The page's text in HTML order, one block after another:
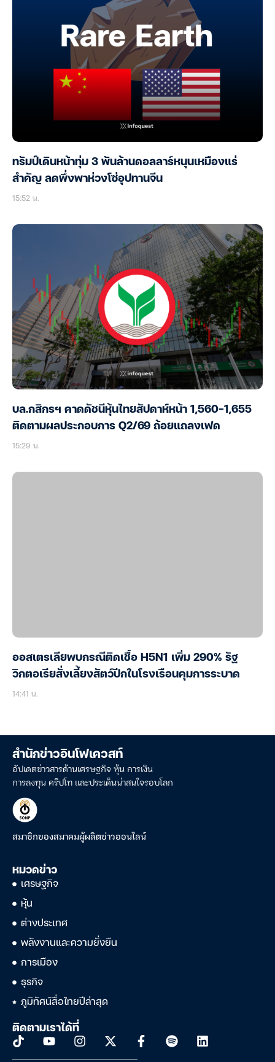
ทรัมป์เดินหน้าทุ่ม 3 พันล้านดอลลาร์หนุนเหมืองแร่
สำคัญ ลดพึ่งพาห่วงโซ่อุปทานจีน
15:52 น.
บล.กสิกรฯ คาดดัชนีหุ้นไทยสัปดาห์หน้า 1,560-1,655
ติดตามผลประกอบการ Q2/69 ถ้อยแถลงเฟด
15:29 น.
ออสเตรเลียพบกรณีติดเชื้อ H5N1 เพิ่ม 290% รัฐ
วิกตอเรียสั่งเลี้ยงสัตว์ปีกในโรงเรือนคุมการระบาด
14:41 น.
สำนักข่าวอินโฟเควสท์
อัปเดตข่าวสารด้านเศรษฐกิจ หุ้น การเงิน
การลงทุน คริปโท และประเด็นน่าสนใจรอบโลก
สมาชิกของสมาคมผู้ผลิตข่าวออนไลน์
หมวดข่าว
เศรษฐกิจ
หุ้น
ต่างประเทศ
พลังงานและความยั่งยืน
การเมือง
ธุรกิจ
ภูมิทัศน์สื่อไทยปีล่าสุด
ติดตามเราได้ที่